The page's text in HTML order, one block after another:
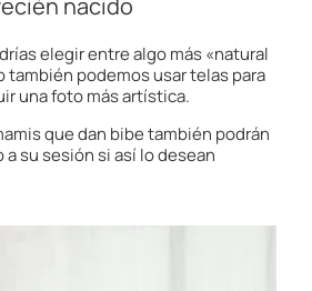
elegir entre algo más «natural
también podemos usar telas para
una foto más artística.
que dan bibe también podrán
a su sesión si así lo desean